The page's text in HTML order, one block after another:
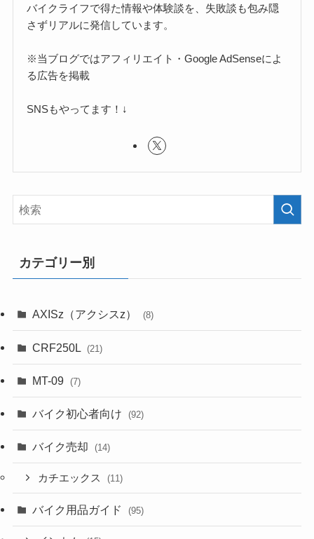
バイクライフで得た情報や体験談を、失敗談も包み隠
さずリアルに発信しています。
※当ブログではアフィリエイト・Google AdSenseによ
る広告を掲載
SNSもやってます！↓
カテゴリー別
AXISz（アクシスz） (8)
CRF250L (21)
MT-09 (7)
バイク初心者向け (92)
バイク売却 (14)
カチエックス (11)
バイク用品ガイド (95)